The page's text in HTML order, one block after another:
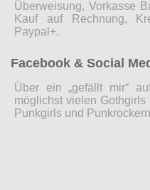
Überweisung, Vorkasse
Kauf auf Rechnung,
Paypal+.
Facebook & Social
Über ein „gefällt mir“
möglichst vielen
Punkgirls und